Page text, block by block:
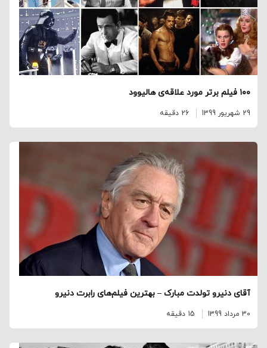
۱۰۰ فیلم برتر مورد علاقه‌ی هالیوود
29 شهریور 1399 26 دقیقه
آقای دنیرو تولدت مبارک – بهترین فیلم‌های رابرت دنیرو
30 مرداد 1399 15 دقیقه